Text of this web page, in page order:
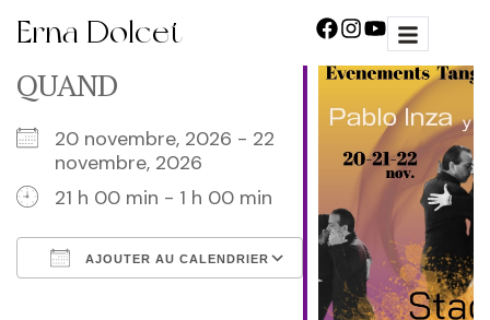
Erna Dolcet
QUAND
20 novembre, 2026 - 22
novembre, 2026
21 h 00 min - 1 h 00 min
AJOUTER AU CALENDRIER
Outlook Live